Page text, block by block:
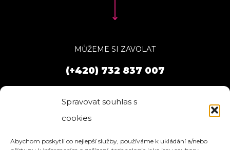
Spravovat souhlas s
cookies
Abychom poskytli co nejlepší služby, používáme k ukládání a/nebo
MŮŽEME SI ZAVOLAT
(+420) 732 837 007